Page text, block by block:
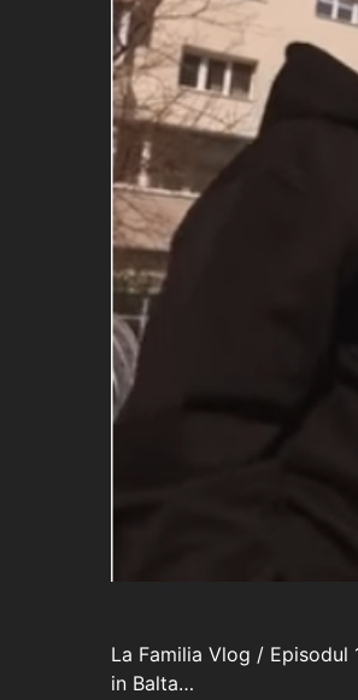
La Familia Vlog / Episodul
in Balta…